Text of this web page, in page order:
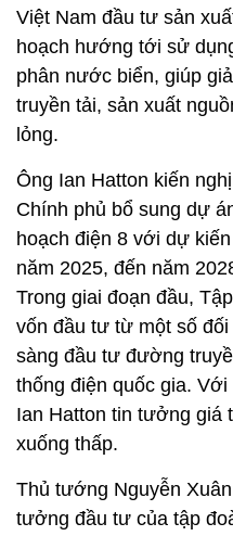
Việt Nam đầu tư sản
hoạch hướng tới sử
phân nước biển, giúp
truyền tải, sản xuất
lỏng.
Ông Ian Hatton kiến
Chính phủ bổ sung dự
hoạch điện 8 với dự
năm 2025, đến năm
Trong giai đoạn đầu,
vốn đầu tư từ một số
sàng đầu tư đường
thống điện quốc gia.
Ian Hatton tin tưởng giá
xuống thấp.
Thủ tướng Nguyễn
tưởng đầu tư của tập